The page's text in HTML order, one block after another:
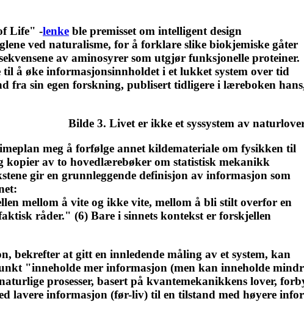
Life" -lenke ble premisset om intelligent design
ved naturalisme, for å forklare slike biokjemiske gåter
av aminosyrer som utgjør funksjonelle proteiner.
til å øke informasjonsinnholdet i et lukket system over tid
fra sin egen forskning, publisert tidligere i læreboken
Bilde 3. Livet er ikke et syssystem av
meg å forfølge annet kildemateriale om fysikken til
kopier av to hovedlærebøker om statistisk mekanikk
gir en grunnleggende definisjon av informasjon som
mellom å vite og ikke vite, mellom å bli stilt overfor en
råder." (6) Bare i sinnets kontekst er forskjellen
bekrefter at gitt en innledende måling av et system, kan
"inneholde mer informasjon (men kan inneholde
prosesser, basert på kvantemekanikkens lover,
lavere informasjon (før-liv) til en tilstand med høyere